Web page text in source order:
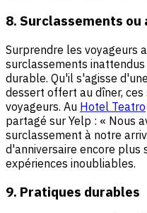
8. Surclassements
Surprendre les voyageurs
surclassements
durable. Qu'il s'agisse
dessert offert au dîner,
voyageurs. Au Hotel Teatro
partagé sur Yelp : « Nous
surclassement à notre
d'anniversaire encore plus
expériences inoubliables.
9. Pratiques durables